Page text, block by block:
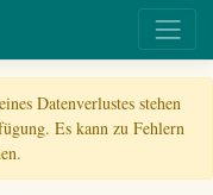
Datenverlustes stehen
Es kann zu Fehlern